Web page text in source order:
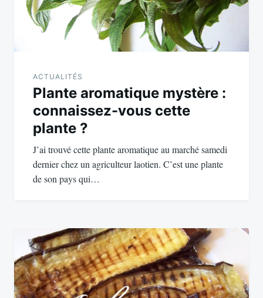
ACTUALITÉS
Plante aromatique mystère :
connaissez-vous cette
plante ?
J’ai trouvé cette plante aromatique au marché samedi
dernier chez un agriculteur laotien. C’est une plante
de son pays qui…